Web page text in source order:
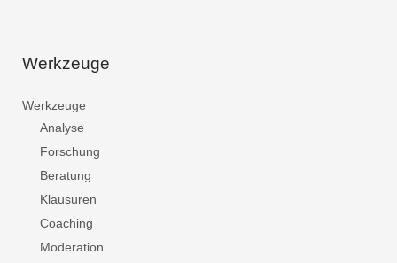
Werkzeuge
Werkzeuge
Analyse
Forschung
Beratung
Klausuren
Coaching
Moderation